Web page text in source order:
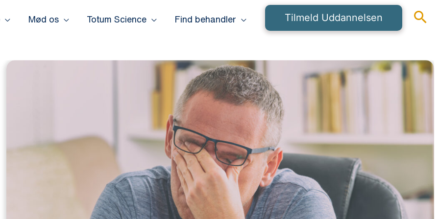
Mød os Totum Science Find behandler Tilmeld Uddannelsen